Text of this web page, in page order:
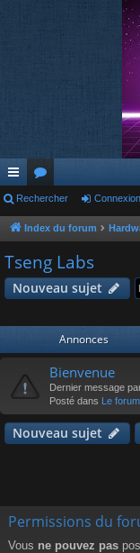
cc
ès
ra
pi
or
u
s
Rechercher Connexion
Index du forum
Tseng Labs
Nouveau sujet
Annonces
Bienvenue
Dernier message
Posté dans Le forum
Nouveau sujet
Permissions du
Vous ne pouvez pas